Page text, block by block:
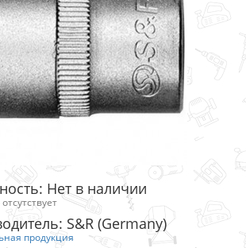
Нет в наличии
S&R (Germany)
продукция